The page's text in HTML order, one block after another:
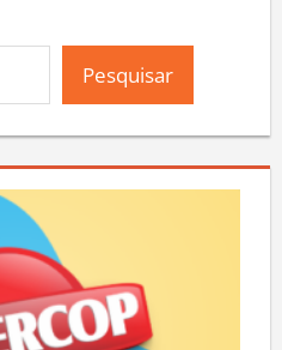
Pesquisar